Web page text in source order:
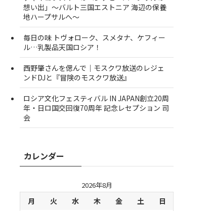
想い出」～バルト三国エストニア 海辺の保養
地ハープサルへ～
毎日の味 トヴォローク、スメタナ、ケフィー
ル…乳製品天国ロシア！
西野肇さんを偲んで｜モスクワ放送のレジェ
ンドDJと『冒険のモスクワ放送』
ロシア文化フェスティバル IN JAPAN創立20周
年・日ロ国交回復70周年 記念レセプション 司
会
カレンダー
2026年8月
月 火 水 木 金 土 日